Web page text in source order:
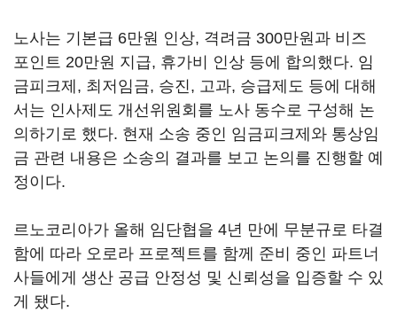
노사는 기본급 6만원 인상, 격려금 300만원과 비즈
포인트 20만원 지급, 휴가비 인상 등에 합의했다. 임
금피크제, 최저임금, 승진, 고과, 승급제도 등에 대해
서는 인사제도 개선위원회를 노사 동수로 구성해 논
의하기로 했다. 현재 소송 중인 임금피크제와 통상임
금 관련 내용은 소송의 결과를 보고 논의를 진행할 예
정이다.
르노코리아가 올해 임단협을 4년 만에 무분규로 타결
함에 따라 오로라 프로젝트를 함께 준비 중인 파트너
사들에게 생산 공급 안정성 및 신뢰성을 입증할 수 있
게 됐다.